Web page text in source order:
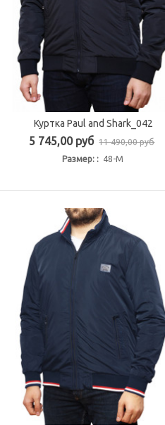
Быстрый просмотр
Куртка Paul and Shark_042
5 745,00 руб 11 490,00 руб
Размер: : 48-M